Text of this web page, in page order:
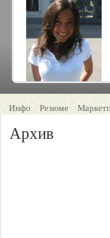
Инфо Резюме
Архив